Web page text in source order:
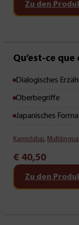
Zu den
Qu’est-ce que
Dialogisches
Oberbegriffe
Japanisches
Kamishibai, Multilingual
€ 40,50
Zu den